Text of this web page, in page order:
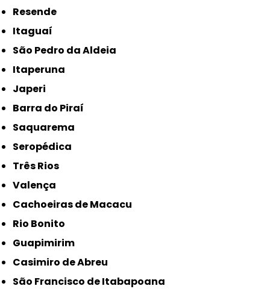
Resende
Itaguaí
São Pedro da Aldeia
Itaperuna
Japeri
Barra do Piraí
Saquarema
Seropédica
Três Rios
Valença
Cachoeiras de Macacu
Rio Bonito
Guapimirim
Casimiro de Abreu
São Francisco de Itabapoana